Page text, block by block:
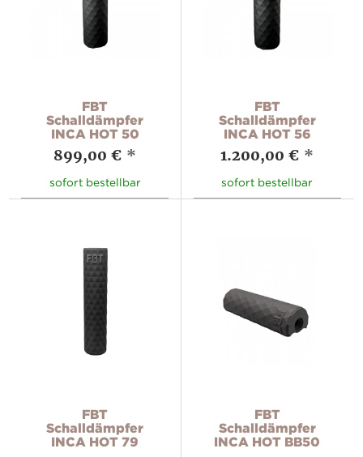
FBT
Schalldämpfer
INCA HOT 50
899,00 € *
sofort bestellbar
FBT
Schalldämpfer
INCA HOT 56
1.200,00 € *
sofort bestellbar
FBT
Schalldämpfer
INCA HOT 79
FBT
Schalldämpfer
INCA HOT BB50